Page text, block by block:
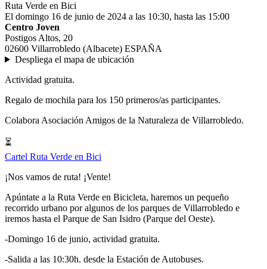
Ruta Verde en Bici
El domingo 16 de junio de 2024 a las 10:30, hasta las 15:00
Centro Joven
Postigos Altos, 20
02600 Villarrobledo (Albacete) ESPAÑA
Despliega el mapa de ubicación
Actividad gratuita.
Regalo de mochila para los 150 primeros/as participantes.
Colabora Asociación Amigos de la Naturaleza de Villarrobledo.
⏳
Cartel Ruta Verde en Bici
¡Nos vamos de ruta! ¡Vente!
Apúntate a la Ruta Verde en Bicicleta, haremos un pequeño
recorrido urbano por algunos de los parques de Villarrobledo e
iremos hasta el Parque de San Isidro (Parque del Oeste).
-Domingo 16 de junio, actividad gratuita.
-Salida a las 10:30h. desde la Estación de Autobuses.